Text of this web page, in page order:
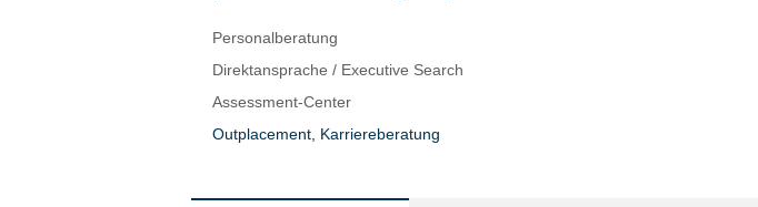
Personalberatung
Direktansprache / Executive Search
Assessment-Center
Outplacement, Karriereberatung